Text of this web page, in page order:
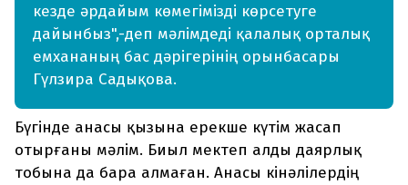
кезде әрдайым көмегімізді көрсетуге
дайынбыз",-деп мәлімдеді қалалық орталық
емхананың бас дәрігерінің орынбасары
Гүлзира Садықова.
Бүгінде анасы қызына ерекше күтім жасап
отырғаны мәлім. Биыл мектеп алды даярлық
тобына да бара алмаған. Анасы кінәлілердің